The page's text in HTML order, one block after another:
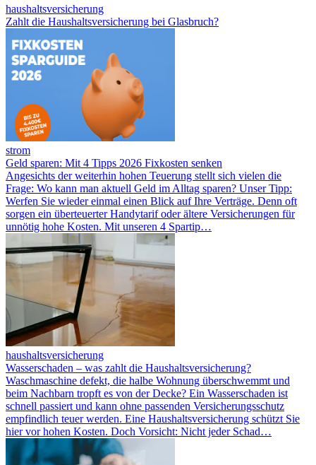
haushaltsversicherung
Zahlt die Haushaltsversicherung bei Glasbruch?
strom
Geld sparen: Mit 4 Tipps 2026 Fixkosten senken
Angesichts der weiterhin hohen Teuerung stellt sich vielen die
Frage: Wo kann man aktuell Geld im Alltag sparen? Unser Tipp:
Werfen Sie wieder einmal einen Blick auf Ihre Verträge. Denn oft
sorgen ein überteuerter Handytarif oder ältere Versicherungen für
unnötig hohe Kosten. Mit unseren 4 Spartip…
haushaltsversicherung
Wasserschaden – was zahlt die Haushaltsversicherung?
Waschmaschine defekt, die halbe Wohnung überschwemmt und
beim Nachbarn tropft es von der Decke? Ein Wasserschaden ist
schnell passiert und kann ohne passenden Versicherungsschutz
empfindlich teuer werden. Eine Haushaltsversicherung schützt Sie
hier vor hohen Kosten. Doch Vorsicht: Nicht jeder Schad…